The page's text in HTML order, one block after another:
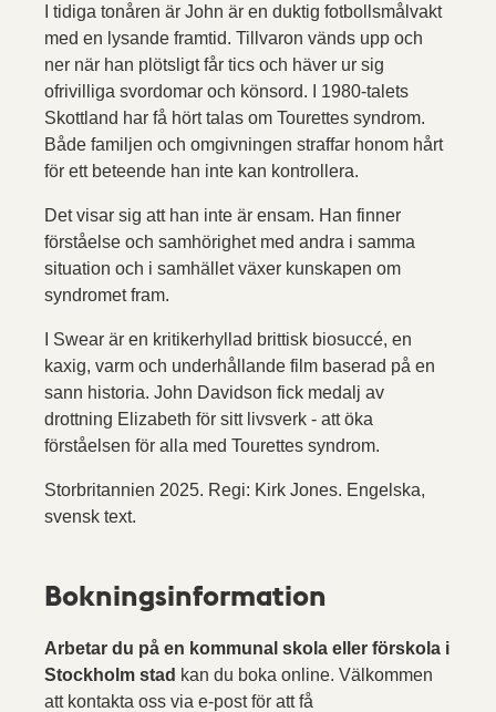
I tidiga tonåren är John är en duktig fotbollsmålvakt
med en lysande framtid. Tillvaron vänds upp och
ner när han plötsligt får tics och häver ur sig
ofrivilliga svordomar och könsord. I 1980-talets
Skottland har få hört talas om Tourettes syndrom.
Både familjen och omgivningen straffar honom hårt
för ett beteende han inte kan kontrollera.
Det visar sig att han inte är ensam. Han finner
förståelse och samhörighet med andra i samma
situation och i samhället växer kunskapen om
syndromet fram.
I Swear är en kritikerhyllad brittisk biosuccé, en
kaxig, varm och underhållande film baserad på en
sann historia. John Davidson fick medalj av
drottning Elizabeth för sitt livsverk - att öka
förståelsen för alla med Tourettes syndrom.
Storbritannien 2025. Regi: Kirk Jones. Engelska,
svensk text.
Bokningsinformation
Arbetar du på en kommunal skola eller förskola i
Stockholm stad kan du boka online. Välkommen
att kontakta oss via e-post för att få